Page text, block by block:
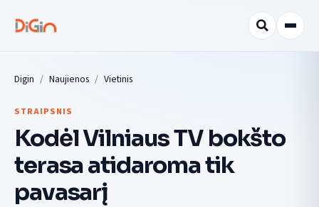
Digin Naujienos Vietinis
STRAIPSNIS
Kodėl Vilniaus TV bokšto
terasa atidaroma tik
pavasarį